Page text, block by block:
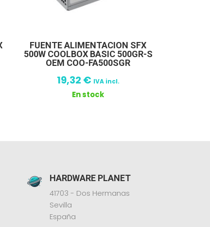
FUENTE ALIMENTACION SFX
500W COOLBOX BASIC 500GR-S
OEM COO-FA500SGR
19,32 € IVA incl.
En stock
HARDWARE PLANET
41703 - Dos Hermanas
Sevilla
España